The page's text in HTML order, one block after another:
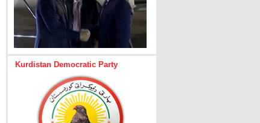
Kurdistan Democratic Party